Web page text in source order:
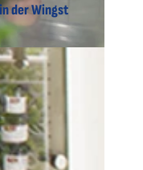
der Wingst